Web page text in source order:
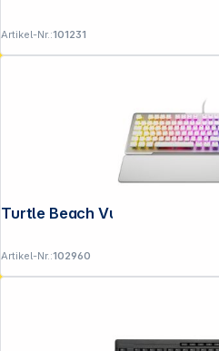
Artikel-Nr.:101231
Artikel-Nr.:102960